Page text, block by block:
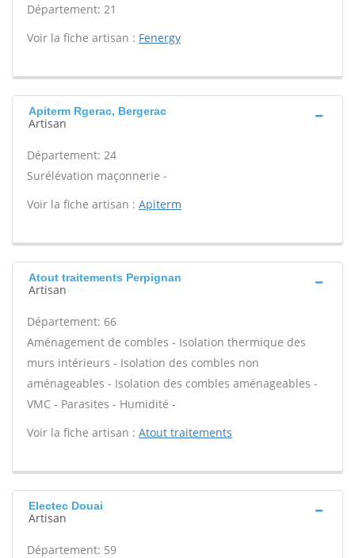
Département: 21
Voir la fiche artisan : Fenergy
Apiterm Rgerac, Bergerac
Artisan
Département: 24
Surélévation maçonnerie -
Voir la fiche artisan : Apiterm
Atout traitements Perpignan
Artisan
Département: 66
Aménagement de combles - Isolation thermique des
murs intérieurs - Isolation des combles non
aménageables - Isolation des combles aménageables -
VMC - Parasites - Humidité -
Voir la fiche artisan : Atout traitements
Electec Douai
Artisan
Département: 59